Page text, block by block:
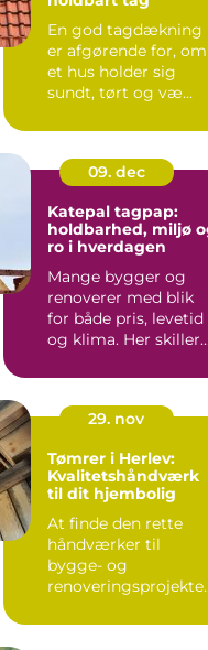
En god tagdækning
er afgørende for, om
et hus holder sig
sundt, tørt og væ...
09. dec
Katepal tagpap:
holdbarhed, miljø
ro i hverdagen
Mange bygger og
renoverer med blik
for både pris, levetid
og klima. Her skiller
29. nov
Tømrer i Herlev:
Kvalitetshåndværk
til dit hjembolig
At finde den rette
håndværker til
bygge- og